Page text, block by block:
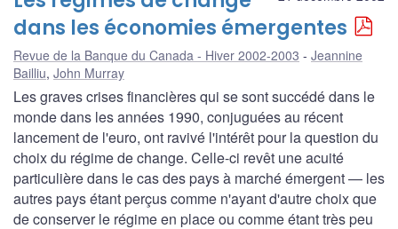
dans les économies émergentes
Revue de la Banque du Canada - Hiver 2002-2003
Jeannine
Bailliu, John Murray
Les graves crises financières qui se sont succédé dans le
monde dans les années 1990, conjuguées au récent
lancement de l'euro, ont ravivé l'intérêt pour la question du
choix du régime de change. Celle-ci revêt une acuité
particulière dans le cas des pays à marché émergent — les
autres pays étant perçus comme n'ayant d'autre choix que
de conserver le régime en place ou comme étant très peu